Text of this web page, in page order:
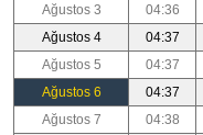
Ağustos 3
04:36
Ağustos 4
04:37
Ağustos 5
04:37
Ağustos 6
04:37
Ağustos 7
04:38